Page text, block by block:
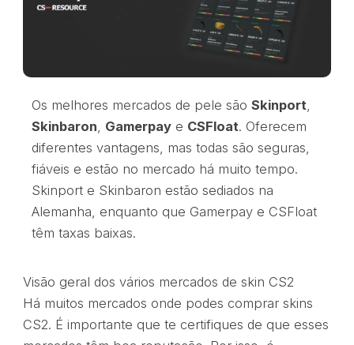
Os melhores mercados de pele são Skinport
Skinbaron Gamerpaye CSFloat. Oferecem
diferentes vantagens, mas todas são seguras,
fiáveis e estão no mercado há muito tempo.
Skinport e Skinbaron estão sediados na
Alemanha, enquanto que Gamerpay e CSFloat
têm taxas baixas.
Visão geral dos vários mercados de skin CS2
Há muitos mercados onde podes comprar skins
CS2. É importante que te certifiques de que esses